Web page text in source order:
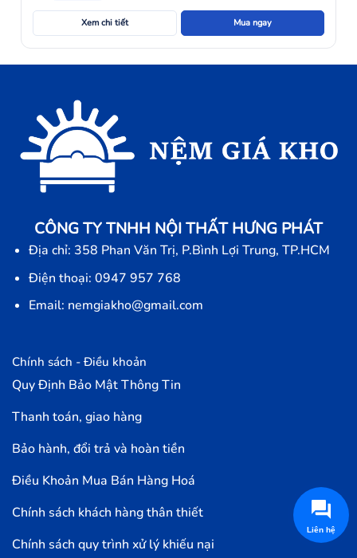
Xem chi tiết Mua ngay
CÔNG TY TNHH NỘI THẤT HƯNG PHÁT
Địa chỉ: 358 Phan Văn Trị, P.Bình Lợi Trung, TP.HCM
Điện thoại: 0947 957 768
Email: nemgiakho@gmail.com
Chính sách - Điều khoản
Quy Định Bảo Mật Thông Tin
Thanh toán, giao hàng
Bảo hành, đổi trả và hoàn tiền
Điều Khoản Mua Bán Hàng Hoá
Chính sách khách hàng thân thiết
Chính sách quy trình xử lý khiếu nại